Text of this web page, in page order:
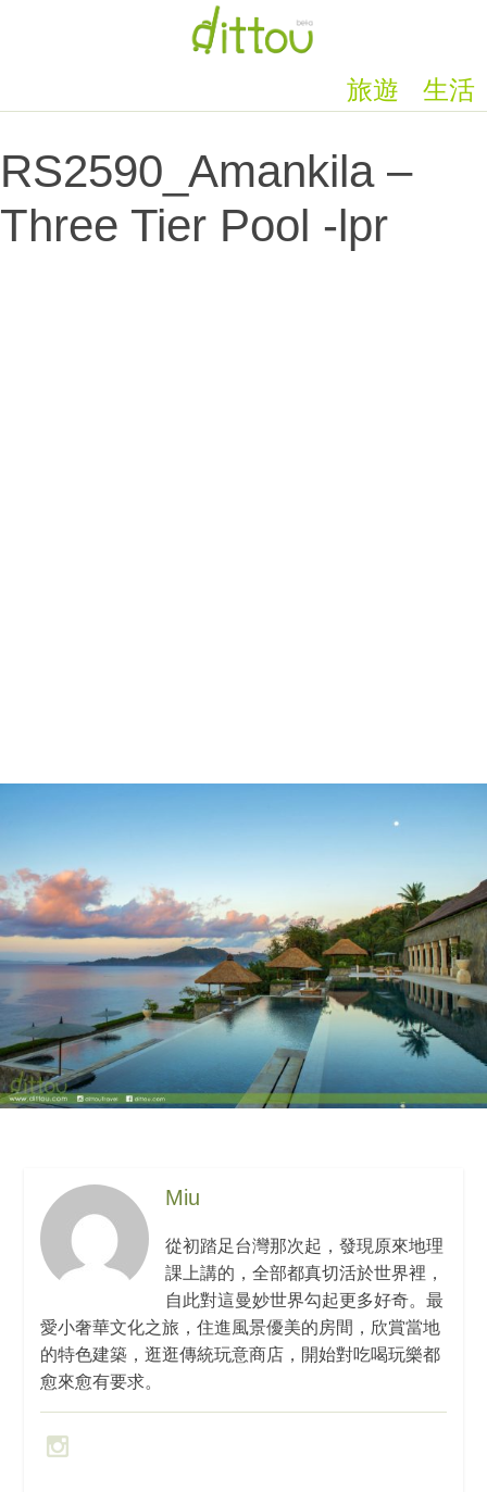
生活
旅遊
RS2590_Amankila –
Three Tier Pool -lpr
Miu
從初踏足台灣那次起，發現原來地理
課上講的，全部都真切活於世界裡，
自此對這曼妙世界勾起更多好奇。最
愛小奢華文化之旅，住進風景優美的房間，欣賞當地
的特色建築，逛逛傳統玩意商店，開始對吃喝玩樂都
愈來愈有要求。